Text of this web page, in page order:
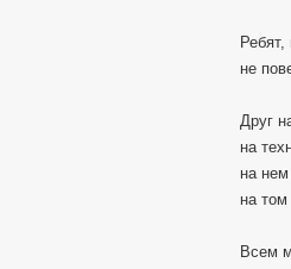
не
Друг
на
на
на
Всем